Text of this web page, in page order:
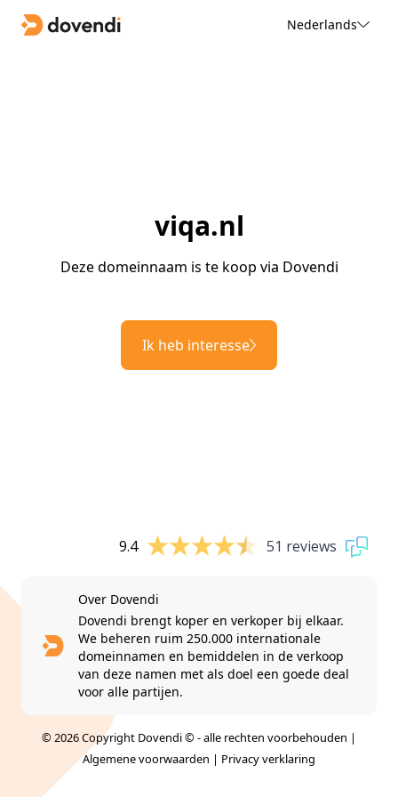
Nederlands
viqa.nl
Deze domeinnaam is te koop via Dovendi
Ik heb interesse
9.4 51 reviews
Over Dovendi
Dovendi brengt koper en verkoper bij elkaar.
We beheren ruim 250.000 internationale
domeinnamen en bemiddelen in de verkoop
van deze namen met als doel een goede deal
voor alle partijen.
© 2026 Copyright Dovendi © - alle rechten voorbehouden |
Algemene voorwaarden | Privacy verklaring